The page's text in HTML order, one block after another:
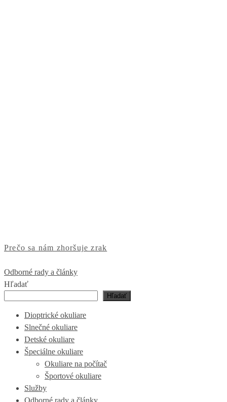
Prečo sa nám zhoršuje zrak
Odborné rady a články
Hľadať
Hľadať
Dioptrické okuliare
Slnečné okuliare
Detské okuliare
Špeciálne okuliare
Okuliare na počítač
Športové okuliare
Služby
Odborné rady a články